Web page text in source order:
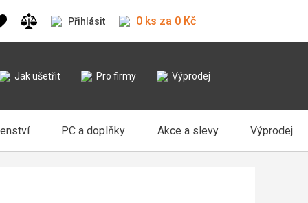
Přihlásit 0 ks za 0 Kč
Jak ušetřit Pro firmy Výprodej
PC a doplňky Akce a slevy Výprodej